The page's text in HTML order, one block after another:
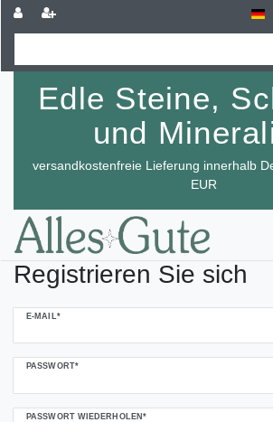
Edle Steine,
und
versandkostenfreie Lieferung innerhalb
EUR
Registrieren Sie sich
E-MAIL*
PASSWORT*
PASSWORT WIEDERHOLEN*